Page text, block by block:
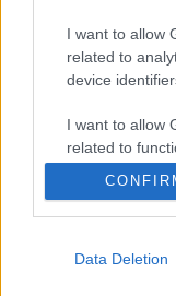
I want to allow
related to
device
I want to allow
related to
related to
I want to
Data Deletion
Április 4-én
György Kossuth-
köszöntjük.